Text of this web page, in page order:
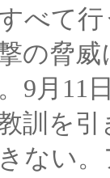
べて
の脅
9月11
訓を
ない